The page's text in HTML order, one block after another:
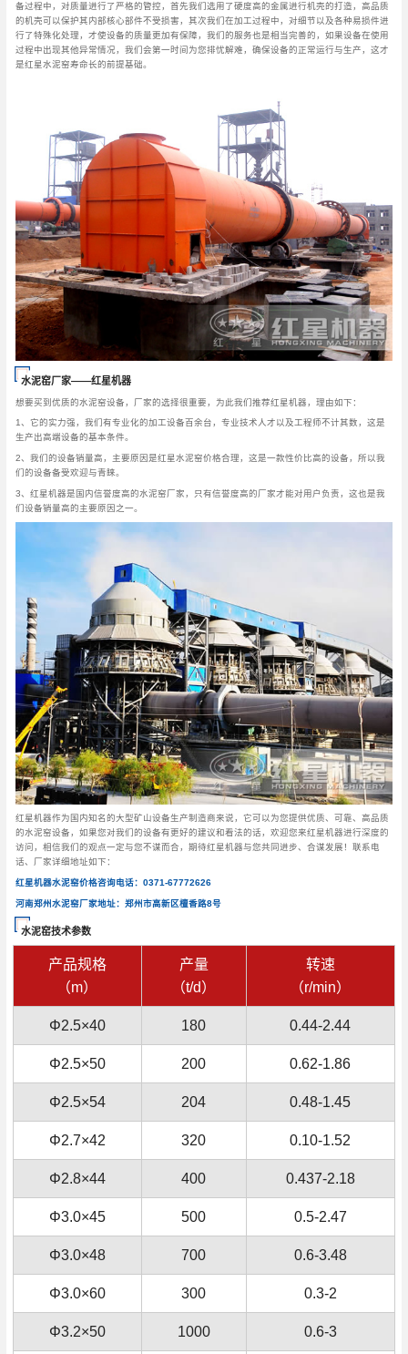
备过程中，对质量进行了严格的管控，首先我们选用了硬度高的金属进行机壳的打造，高品质
的机壳可以保护其内部核心部件不受损害，其次我们在加工过程中，对细节以及各种易损件进
行了特殊化处理，才使设备的质量更加有保障，我们的服务也是相当完善的，如果设备在使用
过程中出现其他异常情况，我们会第一时间为您排忧解难，确保设备的正常运行与生产，这才
是红星水泥窑寿命长的前提基础。
水泥窑厂家——红星机器
想要买到优质的水泥窑设备，厂家的选择很重要，为此我们推荐红星机器，理由如下：
1、它的实力强，我们有专业化的加工设备百余台，专业技术人才以及工程师不计其数，这是
生产出高端设备的基本条件。
2、我们的设备销量高，主要原因是红星水泥窑价格合理，这是一款性价比高的设备，所以我
们的设备备受欢迎与青睐。
3、红星机器是国内信誉度高的水泥窑厂家，只有信誉度高的厂家才能对用户负责，这也是我
们设备销量高的主要原因之一。
红星机器作为国内知名的大型矿山设备生产制造商来说，它可以为您提供优质、可靠、高品质
的水泥窑设备，如果您对我们的设备有更好的建议和看法的话，欢迎您来红星机器进行深度的
访问，相信我们的观点一定与您不谋而合，期待红星机器与您共同进步、合谋发展！联系电
话、厂家详细地址如下：
红星机器水泥窑价格咨询电话：0371-67772626
河南郑州水泥窑厂家地址：郑州市高新区檀香路8号
水泥窑技术参数
产品规格
（m）
产量
（t/d）
转速
（r/min）
Φ2.5×40 180 0.44-2.44
Φ2.5×50 200 0.62-1.86
Φ2.5×54 204 0.48-1.45
Φ2.7×42 320 0.10-1.52
Φ2.8×44 400 0.437-2.18
Φ3.0×45 500 0.5-2.47
Φ3.0×48 700 0.6-3.48
Φ3.0×60 300 0.3-2
Φ3.2×50 1000 0.6-3